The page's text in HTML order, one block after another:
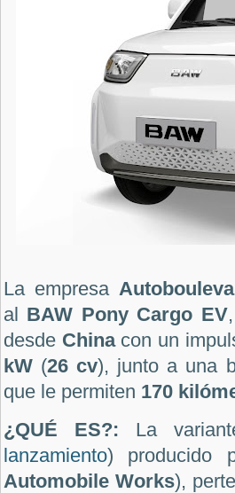
La empresa
al BAW Pony Cargo EV
desde Chinacon un
kW (26 cv), junto a una
que le permiten 170
¿QUÉ ES?: La
lanzamiento) producido
Automobile Works),